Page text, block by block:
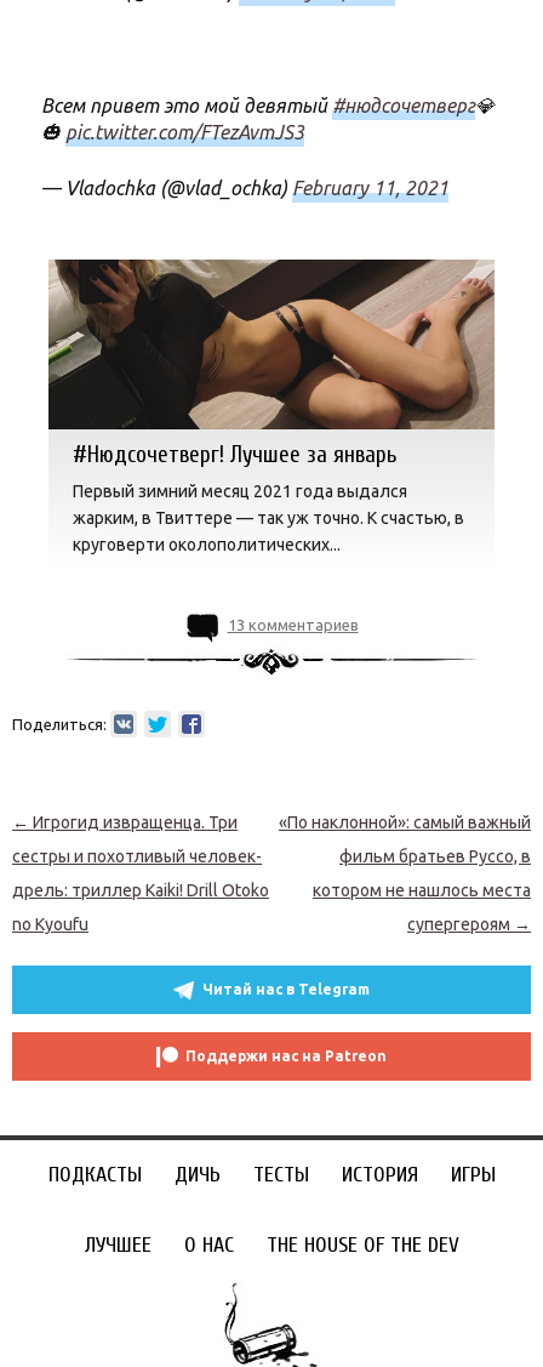
Всем привет это мой девятый#нюдсочетверг💎
🎃 pic.twitter.com/FTezAvmJS3
— Vladochka (@vlad_ochka) February 11, 2021
#Нюдсочетверг! Лучшее за январь
Первый зимний месяц 2021 года выдался
жарким, в Твиттере — так уж точно. К счастью, в
круговерти околополитических...
13 комментариев
Поделиться:
Навигация по записям
← Игрогид извращенца. Три
сестры и похотливый человек-
дрель: триллер Kaiki! Drill Otoko
no Kyoufu
«По наклонной»: самый важный
фильм братьев Руссо, в
котором не нашлось места
супергероям →
Читай нас в Telegram
Поддержи нас на Patreon
ПОДКАСТЫ ДИЧЬ ТЕСТЫ ИСТОРИЯ ИГРЫ
ЛУЧШЕЕ О НАС THE HOUSE OF THE DEV